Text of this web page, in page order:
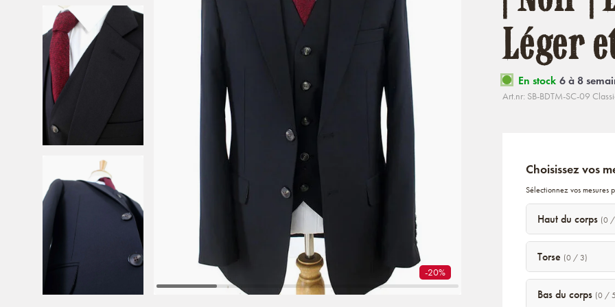
-20%
Léger
En stock 6 à 8
Art.nr: SB-BDTM-SC-09
Choisissez vos
Sélectionnez vos mesures
Haut du corps (0
Torse (0 / 3)
Bas du corps (0 /